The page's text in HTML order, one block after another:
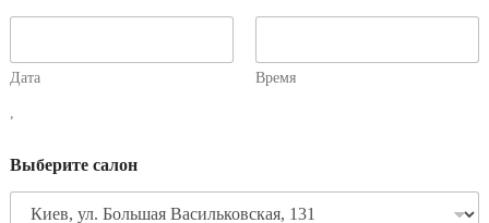
Дата Время
Выберите салон